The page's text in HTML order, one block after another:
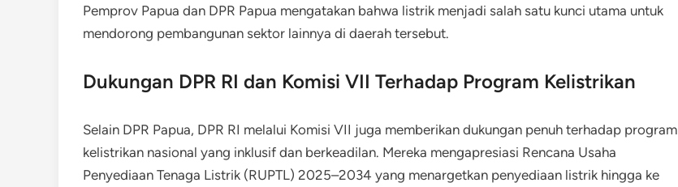
Pemprov Papua dan DPR Papua mengatakan bahwa listrik menjadi salah satu kunci utama untuk
mendorong pembangunan sektor lainnya di daerah tersebut.
Dukungan DPR RI dan Komisi VII Terhadap Program Kelistrikan
Selain DPR Papua, DPR RI melalui Komisi VII juga memberikan dukungan penuh terhadap program
kelistrikan nasional yang inklusif dan berkeadilan. Mereka mengapresiasi Rencana Usaha
Penyediaan Tenaga Listrik (RUPTL) 2025–2034 yang menargetkan penyediaan listrik hingga ke